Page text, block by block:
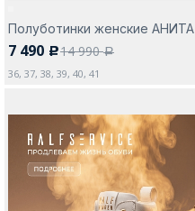
Полуботинки женские АНИТА
7 490 c14 990a
36, 37, 38, 39, 40, 41